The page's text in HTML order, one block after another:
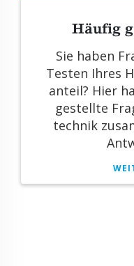
Häu­fig
Sie haben
Tes­ten Ihres
an­teil? Hier
ge­stell­te
tech­nik